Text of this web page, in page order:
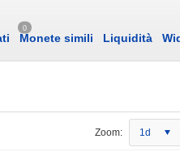
0
Monete simili Liquidità
Zoom: 1d